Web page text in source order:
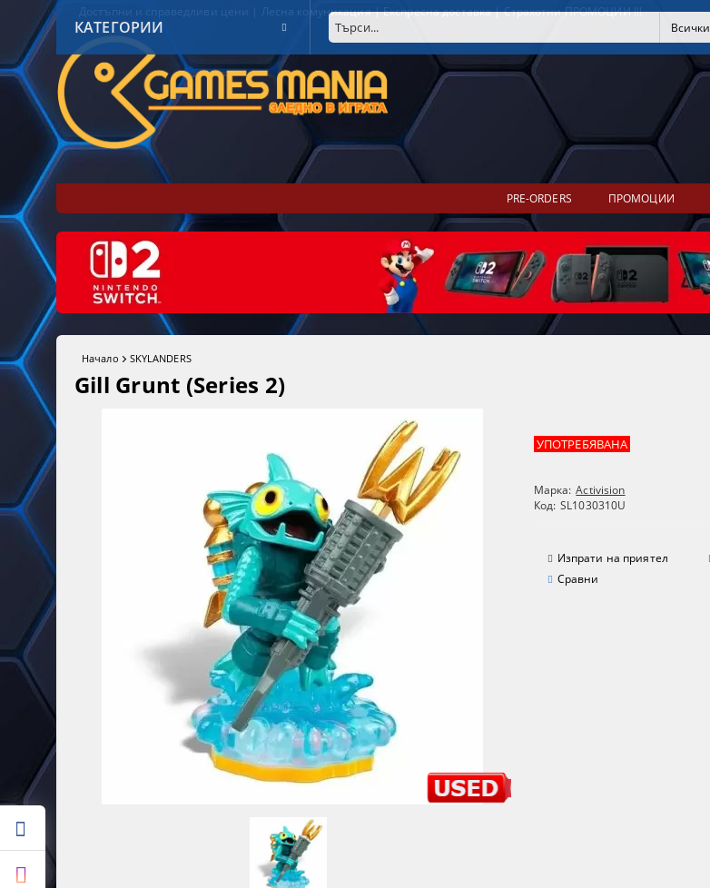
Достъпни и справедливи цени | Лесна комуникация | Експресна доставка | Страхотни ПРОМОЦИИ !!!
КАТЕГОРИИ
PRE-ORDERS ПРОМОЦИИ
Начало SKYLANDERS
Gill Grunt (Series 2)
УПОТРЕБЯВАНА
Марка: Activision
Код: SL1030310U
Изпрати на приятел
Сравни